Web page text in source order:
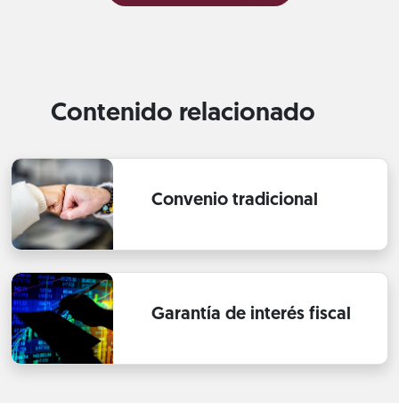
Contenido relacionado
Convenio tradicional
Garantía de interés fiscal